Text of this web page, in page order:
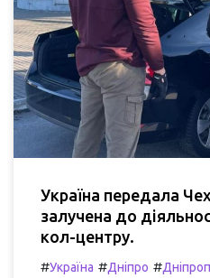
Україна передала
залучена до
кол-центру.
#Україна #Дніпро #